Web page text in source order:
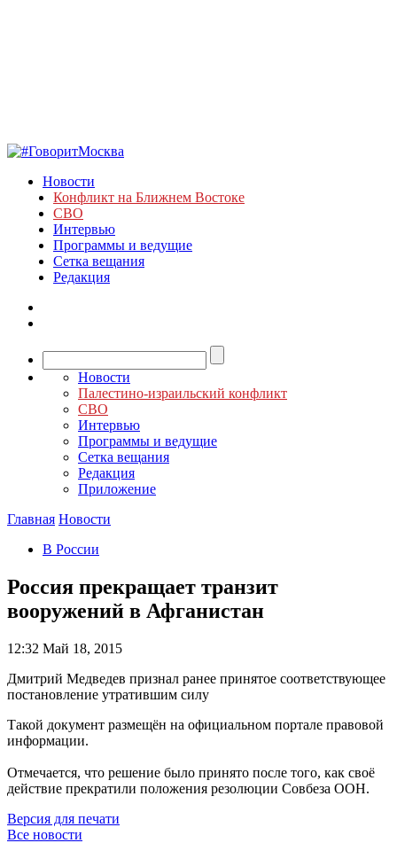
Новости
Конфликт на Ближнем Востоке
СВО
Интервью
Программы и ведущие
Сетка вещания
Редакция
Новости
Палестино-израильский конфликт
СВО
Интервью
Программы и ведущие
Сетка вещания
Редакция
Приложение
Главная Новости
В России
Россия прекращает транзит
вооружений в Афганистан
12:32 Май 18, 2015
Дмитрий Медведев признал ранее принятое соответствующее
постановление утратившим силу
Такой документ размещён на официальном портале правовой
информации.
Отмечается, что решение было принято после того, как своё
действие прекратили положения резолюции Совбеза ООН.
Версия для печати
Все новости